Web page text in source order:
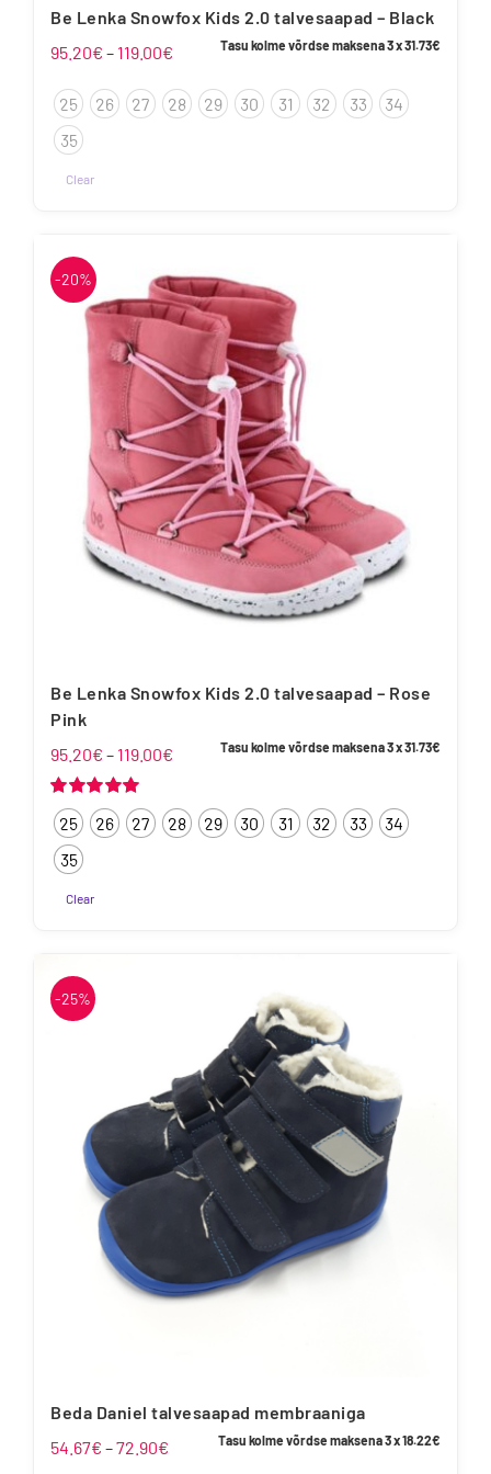
Be Lenka Snowfox Kids 2.0 talvesaapad – Black
95.20€ – 119.00€ Hinnavahemik:
kuni
Tasu kolme võrdse maksena 3 x31.73€
25 26 27 28 29 30 31 32 33
34
35
Clear
on
mitu
varianti.
Valikuid
tootelehel.
-20%
Be Lenka Snowfox Kids 2.0 talvesaapad – Rose
Pink
Hinnanguga
5.00/ 5
95.20€ – 119.00€ Hinnavahemik:
kuni
119.00€
Tasu kolme võrdse maksena 3 x31.73€
25 26 27 28 29 30 31 32 33
34
35
Clear
on
mitu
tootelehel.
-25%
Beda Daniel talvesaapad membraaniga
54.67€ –72.90€ Hinnavahemik:
Tasu kolme võrdse maksena 3 x18.22€